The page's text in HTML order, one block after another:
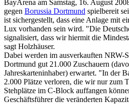
BayArena am Samstag, 16. August
gegen Borussia Dortmund spielbereit
ist sichergestellt, dass eine Anlage mit
Lux vorhanden sein wird. "Die
signalisiert, dass wir hiermit die
sagt Holzhäuser.
Dabei werden im ausverkauften NRW-
Dortmund gut 21.000 Zuschauern
Jahreskarteninhaber) erwartet. "In der
2.000 Plätze verloren, die wir nur zum
Stehplätze im C-Block auffangen
Geschäftsführer die veränderten